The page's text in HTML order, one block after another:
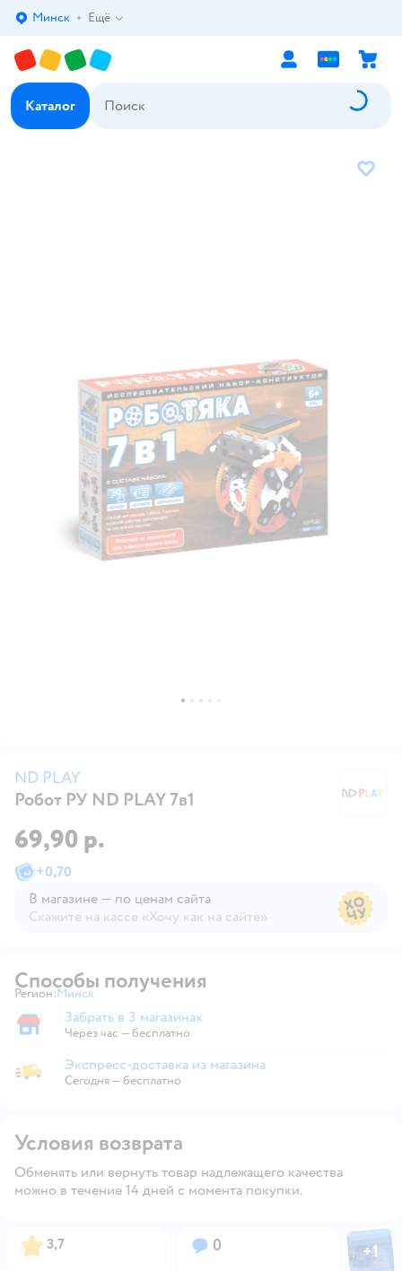
Выбор адреса доставки.
Минск Ещё
Каталог
В
ND PLAY
Робот РУ ND PLAY 7в1
69,90 р.
+0,70
В магазине — по ценам сайта
Скажите на кассе «Хочу как на сайте»
Способы получения
Регион: Выбор адреса доставки.
Минск
Забрать в магазине
Забрать в 3 магазинах
Через час — бесплатно
Экспресс-доставка из магазина
Экспресс-доставка из магазина
Сегодня—бесплатно
Условия возврата
Обменять или вернуть товар надлежащего качества
можно в течение 14 дней с момента покупки.
Рейтинг:
3,7 Вопросов:
0 Фото
+1